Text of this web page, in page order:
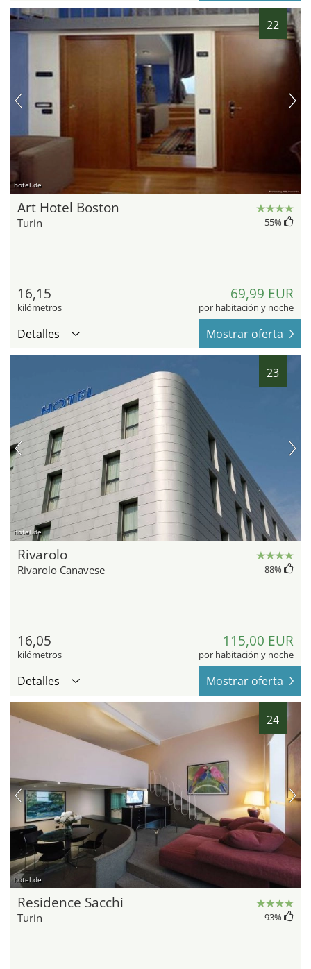
22
hotel.de
Art Hotel Boston
Turin 55%
16,15
kilómetros
69,99 EUR
por habitación y noche
Detalles Mostrar oferta
23
hotel.de
Rivarolo
Rivarolo Canavese 88%
16,05
kilómetros
115,00 EUR
por habitación y noche
Detalles Mostrar oferta
24
hotel.de
Residence Sacchi
Turin 93%